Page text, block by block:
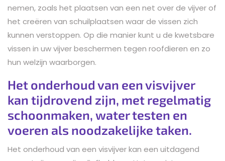
nemen, zoals het plaatsen van een net over de vijver of
het creëren van schuilplaatsen waar de vissen zich
kunnen verstoppen. Op die manier kunt u de kwetsbare
vissen in uw vijver beschermen tegen roofdieren en zo
hun welzijn waarborgen.
Het onderhoud van een visvijver
kan tijdrovend zijn, met regelmatig
schoonmaken, water testen en
voeren als noodzakelijke taken.
Het onderhoud van een visvijver kan een uitdagend